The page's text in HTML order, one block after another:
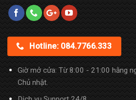
Hotline: 084.7766.333
Giờ mở cửa: Từ 8:00 - 21:00 hằng
Chủ nhật.